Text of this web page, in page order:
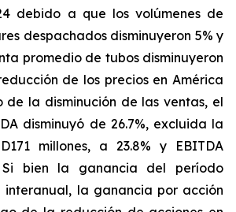
debido a que los volúmenes de
despachados disminuyeron 5% y
promedio de tubos disminuyeron
de los precios en América
de la disminución de las ventas, el
disminuyó de 26.7%, excluida la
millones, a 23.8% y EBITDA
Si bien la ganancia del período
interanual, la ganancia por acción